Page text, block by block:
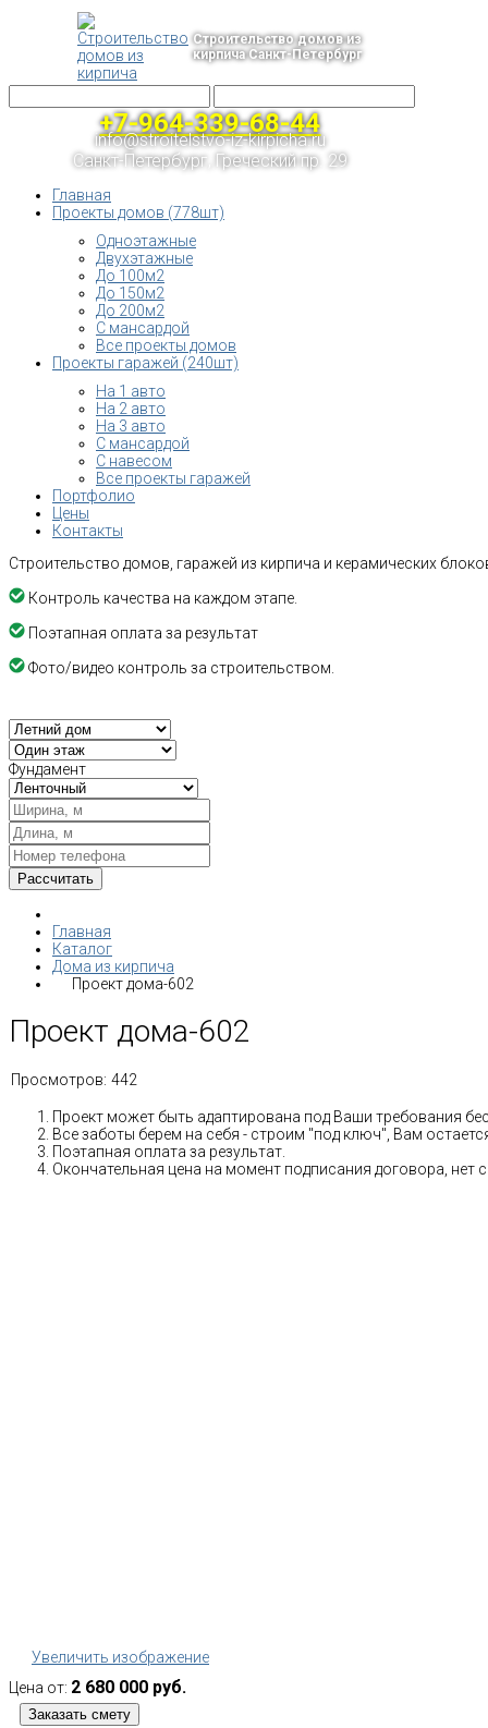
Строительство домов из
кирпича Санкт-Петербург
+7-964-339-68-44
info@stroitelstvo-iz-kirpicha.ru
Санкт-Петербург, Греческий пр. 29
Главная
Проекты домов (778шт)
Одноэтажные
Двухэтажные
До 100м2
До 150м2
До 200м2
С мансардой
Все проекты домов
Проекты гаражей (240шт)
На 1 авто
На 2 авто
На 3 авто
С мансардой
С навесом
Все проекты гаражей
Портфолио
Цены
Контакты
Строительство домов, гаражей из кирпича и керамических
Контроль качества на каждом этапе.
Поэтапная оплата за результат
Фото/видео контроль за строительством.
Фундамент
Главная
Каталог
Дома из кирпича
Проект дома-602
Проект дома-602
Просмотров: 442
Проект может быть адаптирована под Ваши требования
Все заботы берем на себя - строим "под ключ", Вам
Поэтапная оплата за результат.
Окончательная цена на момент подписания договора, нет
Увеличить изображение
Цена от: 2 680 000 руб.